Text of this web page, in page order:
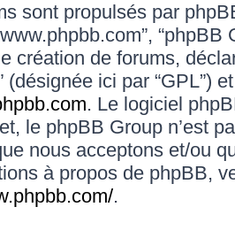
sont propulsés par
création de forums,
(désignée ici par “GPL”)
. Le logiciel
le phpBB Group n’est
nous acceptons et/ou
à propos de phpBB,
.